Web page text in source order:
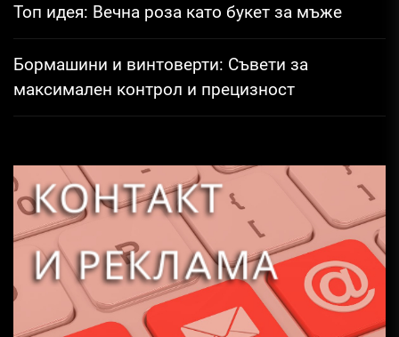
Топ идея: Вечна роза като букет за мъже
Бормашини и винтоверти: Съвети за
максимален контрол и прецизност